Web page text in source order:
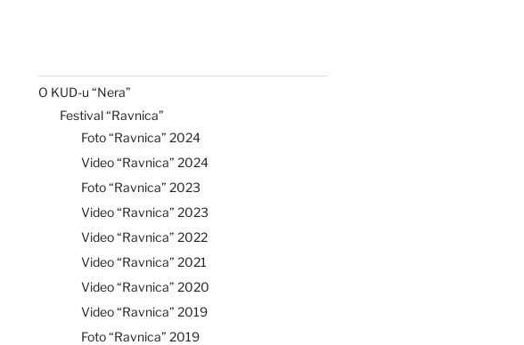
O KUD-u “Nera”
Festival “Ravnica”
Foto “Ravnica” 2024
Video “Ravnica” 2024
Foto “Ravnica” 2023
Video “Ravnica” 2023
Video “Ravnica” 2022
Video “Ravnica” 2021
Video “Ravnica” 2020
Video “Ravnica” 2019
Foto “Ravnica” 2019